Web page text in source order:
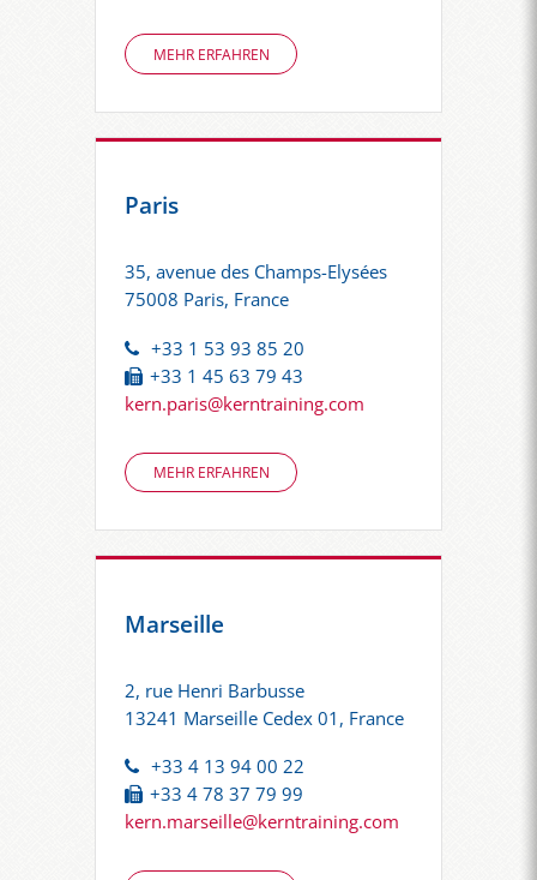
MEHR ERFAHREN
Paris
35, avenue des Champs-Elysées
75008 Paris, France
+33 1 53 93 85 20
+33 1 45 63 79 43
kern.paris@kerntraining.com
MEHR ERFAHREN
Marseille
2, rue Henri Barbusse
13241 Marseille Cedex 01, France
+33 4 13 94 00 22
+33 4 78 37 79 99
kern.marseille@kerntraining.com